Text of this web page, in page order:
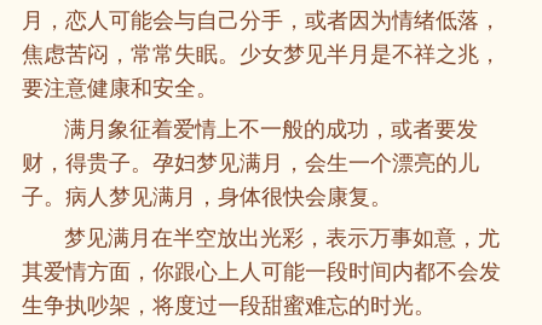
月，恋人可能会与自己分手，或者因为情绪低落，
焦虑苦闷，常常失眠。少女梦见半月是不祥之兆，
要注意健康和安全。
满月象征着爱情上不一般的成功，或者要发
财，得贵子。孕妇梦见满月，会生一个漂亮的儿
子。病人梦见满月，身体很快会康复。
梦见满月在半空放出光彩，表示万事如意，尤
其爱情方面，你跟心上人可能一段时间内都不会发
生争执吵架，将度过一段甜蜜难忘的时光。